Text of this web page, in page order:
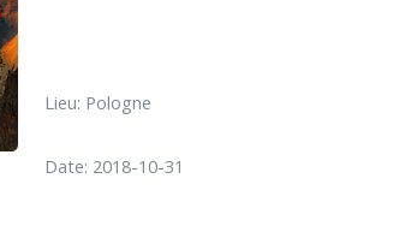
Lieu: Pologne
Date: 2018-10-31